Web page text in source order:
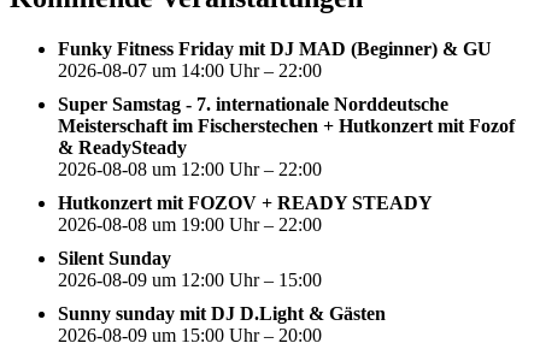
Funky Fitness Friday mit DJ MAD (Beginner) & GU
2026-08-07 um 14:00 Uhr – 22:00
Super Samstag - 7. internationale Norddeutsche
Meisterschaft im Fischerstechen + Hutkonzert mit Fozof
& ReadySteady
2026-08-08 um 12:00 Uhr – 22:00
Hutkonzert mit FOZOV + READY STEADY
2026-08-08 um 19:00 Uhr – 22:00
Silent Sunday
2026-08-09 um 12:00 Uhr – 15:00
Sunny sunday mit DJ D.Light & Gästen
2026-08-09 um 15:00 Uhr – 20:00